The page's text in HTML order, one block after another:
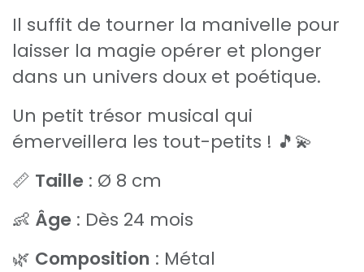
Il suffit de tourner la manivelle pour
laisser la magie opérer et plonger
dans un univers doux et poétique.
Un petit trésor musical qui
émerveillera les tout-petits ! 🎵💫
📏 Taille : Ø 8 cm
👶 Âge : Dès 24 mois
🌿 Composition : Métal